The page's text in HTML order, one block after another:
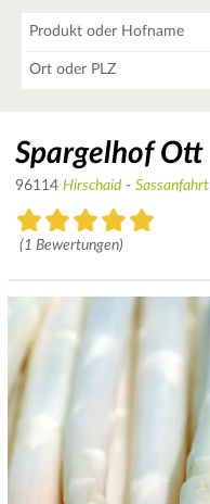
Spargelhof Ott
96114 Hirschaid - Sassanfahrt
(1 Bewertungen)